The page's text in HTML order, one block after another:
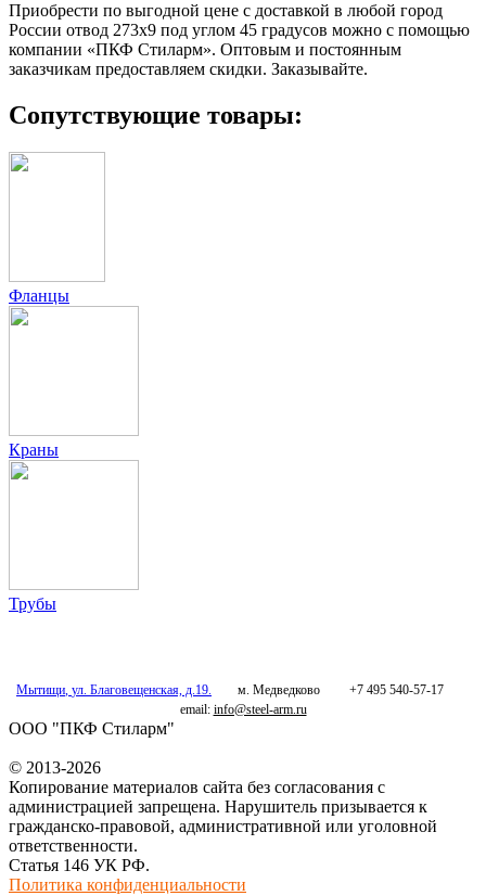
Приобрести по выгодной цене с доставкой в любой город
России отвод 273х9 под углом 45 градусов можно с помощью
компании «ПКФ Стиларм». Оптовым и постоянным
заказчикам предоставляем скидки. Заказывайте.
Сопутствующие товары:
Фланцы
Краны
Трубы
Мытищи, ул. Благовещенская, д.19. м. Медведково
+7 495 540-57-17
email: info@steel-arm.ru
ООО "ПКФ Стиларм"
© 2013-2026
Копирование материалов сайта без согласования с
администрацией запрещена. Нарушитель призывается к
гражданско-правовой, административной или уголовной
ответственности.
Статья 146 УК РФ.
Политика конфиденциальности